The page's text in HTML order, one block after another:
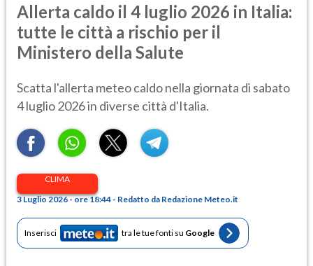
Allerta caldo il 4 luglio 2026 in Italia:
tutte le città a rischio per il
Ministero della Salute
Scatta l'allerta meteo caldo nella giornata di sabato
4 luglio 2026 in diverse città d'Italia.
CLIMA
3 Luglio 2026 - ore 18:44 - Redatto da Redazione Meteo.it
Inserisci tra le tue fonti su Google